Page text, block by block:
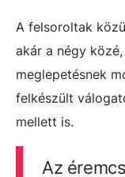
A felsoroltak
akár a négy
meglepetésnek
felkészült
mellett is.
Az